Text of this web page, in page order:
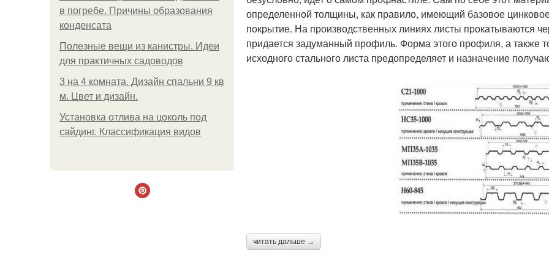
в погребе. Причины образования
конденсата
Полезные вещи из канистры. Идеи
для практичных садоводов
3 на 4 комната. Дизайн спальни 9 кв
м. Цвет и дизайн.
Установка отлива на цоколь под
сайдинг. Классификация видов
определенной толщины, как правило, имеющий базовое
покрытие. На производственных линиях листы прокатываются
придается задуманный профиль. Форма этого профиля, а также
исходного стального листа предопределяет и назначение
читать дальше →